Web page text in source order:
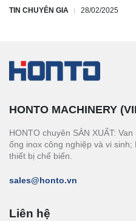
TIN CHUYÊN GIA 28/02/2025
HONTO MACHINERY
HONTO chuyên SẢN XUẤT:
ống inox công nghiệp và vi
thiết bị chế biến.
sales@honto.vn
Liên hệ